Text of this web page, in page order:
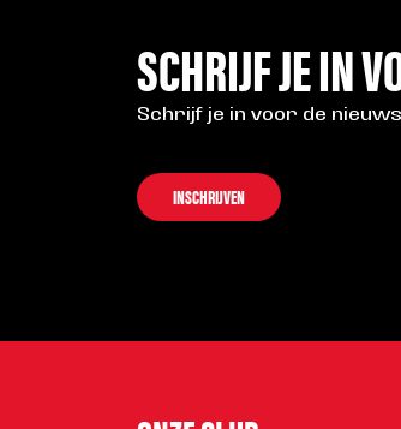
SCHRIJF JE IN
Schrijf je in voor de
INSCHRIJVEN